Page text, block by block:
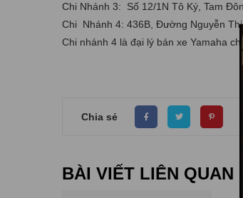
Chi Nhánh 3: Số 12/1N Tô Ký, Tam
Chi Nhánh 4: 436B, Đường Nguyễn
Chi nhánh 4 là đại lý bán xe Yamaha
Chia sẻ
BÀI VIẾT LIÊN QUAN